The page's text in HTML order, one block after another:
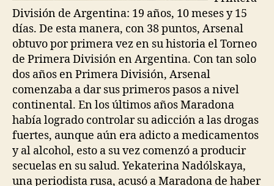
División de Argentina: 19 años, 10 meses y 15
días. De esta manera, con 38 puntos, Arsenal
obtuvo por primera vez en su historia el Torneo
de Primera División en Argentina. Con tan solo
dos años en Primera División, Arsenal
comenzaba a dar sus primeros pasos a nivel
continental. En los últimos años Maradona
había logrado controlar su adicción a las drogas
fuertes, aunque aún era adicto a medicamentos
y al alcohol, esto a su vez comenzó a producir
secuelas en su salud. Yekaterina Nadólskaya,
una periodista rusa, acusó a Maradona de haber